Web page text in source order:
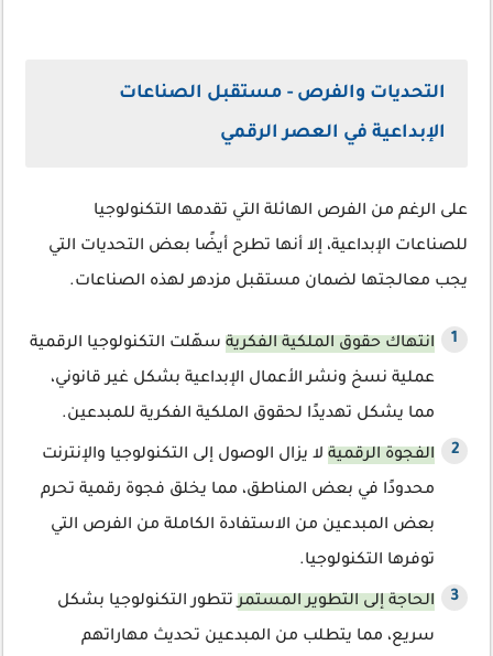
التحديات والفرص - مستقبل الصناعات
الإبداعية في العصر الرقمي
على الرغم من الفرص الهائلة التي تقدمها التكنولوجيا
للصناعات الإبداعية، إلا أنها تطرح أيضًا بعض التحديات التي
يجب معالجتها لضمان مستقبل مزدهر لهذه الصناعات.
انتهاك حقوق الملكية الفكرية سهّلت التكنولوجيا الرقمية
عملية نسخ ونشر الأعمال الإبداعية بشكل غير قانوني،
مما يشكل تهديدًا لحقوق الملكية الفكرية للمبدعين.
الفجوة الرقمية لا يزال الوصول إلى التكنولوجيا والإنترنت
محدودًا في بعض المناطق، مما يخلق فجوة رقمية تحرم
بعض المبدعين من الاستفادة الكاملة من الفرص التي
توفرها التكنولوجيا.
الحاجة إلى التطوير المستمرتتطور التكنولوجيا بشكل
سريع، مما يتطلب من المبدعين تحديث مهاراتهم